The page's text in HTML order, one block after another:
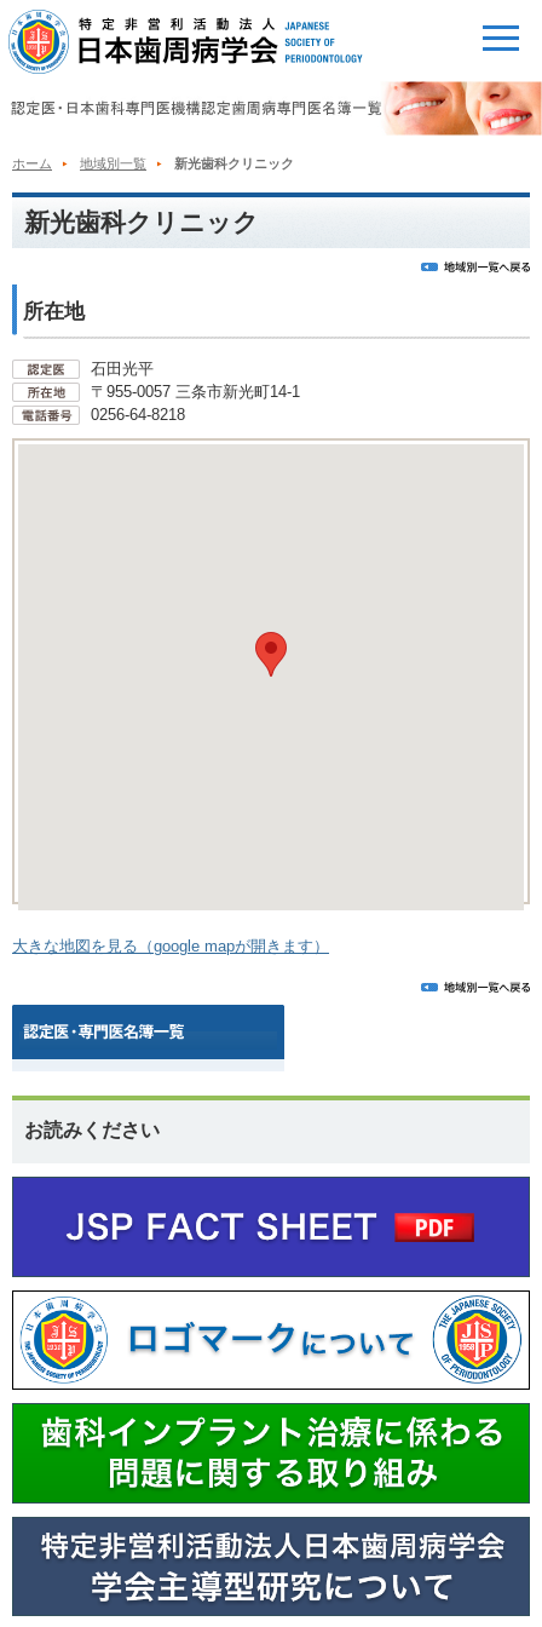
ホーム 地域別一覧 新光歯科クリニック
新光歯科クリニック
所在地
石田光平
〒955-0057 三条市新光町14-1
0256-64-8218
大きな地図を見る（google mapが開きます）
お読みください